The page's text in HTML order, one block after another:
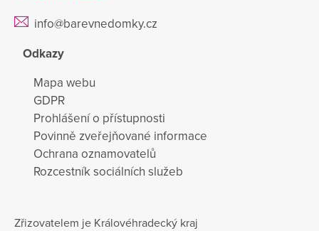
info@barevnedomky.cz
Odkazy
Mapa webu
GDPR
Prohlášení o přístupnosti
Povinně zveřejňované informace
Ochrana oznamovatelů
Rozcestník sociálních služeb
Zřizovatelem je Královéhradecký kraj